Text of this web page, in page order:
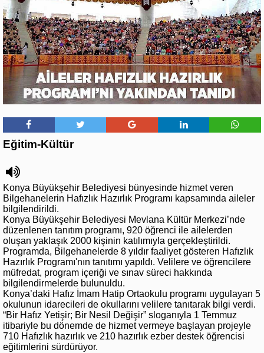
Eğitim-Kültür
Konya Büyükşehir Belediyesi bünyesinde hizmet veren
Bilgehanelerin Hafızlık Hazırlık Programı kapsamında aileler
bilgilendirildi.
Konya Büyükşehir Belediyesi Mevlana Kültür Merkezi’nde
düzenlenen tanıtım programı, 920 öğrenci ile ailelerden
oluşan yaklaşık 2000 kişinin katılımıyla gerçekleştirildi.
Programda, Bilgehanelerde 8 yıldır faaliyet gösteren Hafızlık
Hazırlık Programı'nın tanıtımı yapıldı. Velilere ve öğrencilere
müfredat, program içeriği ve sınav süreci hakkında
bilgilendirmelerde bulunuldu.
Konya’daki Hafız İmam Hatip Ortaokulu programı uygulayan 5
okulunun idarecileri de okullarını velilere tanıtarak bilgi verdi.
“Bir Hafız Yetişir; Bir Nesil Değişir” sloganıyla 1 Temmuz
itibariyle bu dönemde de hizmet vermeye başlayan projeyle
710 Hafızlık hazırlık ve 210 hazırlık ezber destek öğrencisi
eğitimlerini sürdürüyor.